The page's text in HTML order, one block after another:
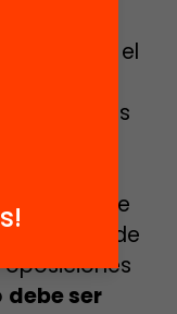
el
implicados
esta
tenerse
de
debe ser